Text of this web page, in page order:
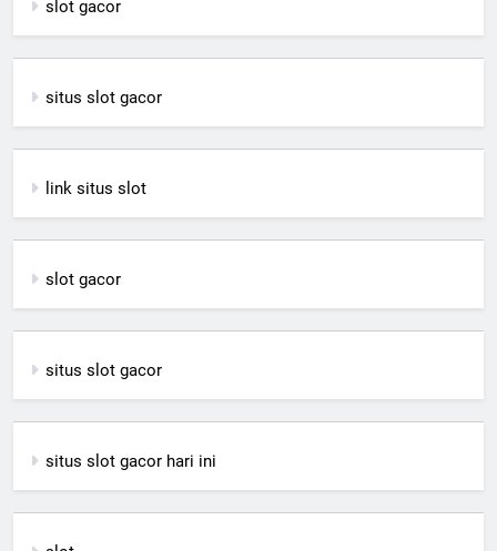
slot gacor
situs slot gacor
link situs slot
slot gacor
situs slot gacor
situs slot gacor hari ini